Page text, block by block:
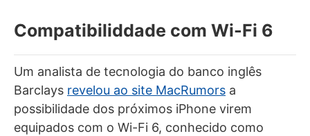
Compatibiliddade com Wi-Fi 6
Um analista de tecnologia do banco inglês
Barclays revelou ao site MacRumors a
possibilidade dos próximos iPhone virem
equipados com o Wi-Fi 6, conhecido como